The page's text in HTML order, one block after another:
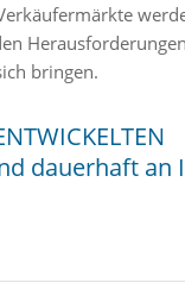
bringen.
dauerhaft